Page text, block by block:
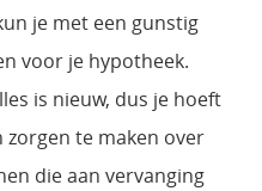
je met een gunstig
voor je hypotheek.
is nieuw, dus je hoeft
zorgen te maken over
die aan vervanging